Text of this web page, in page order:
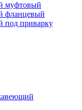
муфтовый
фланцевый
под приварку